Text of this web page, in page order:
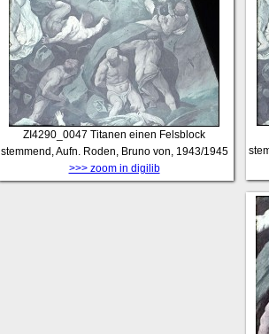
ZI4290_0047 Titanen einen Felsblock
stemmend, Aufn. Roden, Bruno von, 1943/1945
>>> zoom in digilib